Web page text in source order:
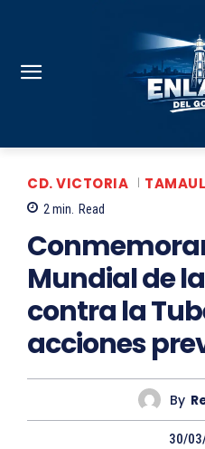
CD. VICTORIA
2 min. Read
Mundial de
contra la
acciones
By
30/